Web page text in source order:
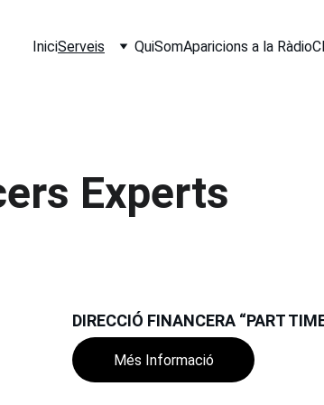
IniciServeis QuiSomAparicions a la Ràdio
Experts
DIRECCIÓ FINANCERA “PART
Més Informació